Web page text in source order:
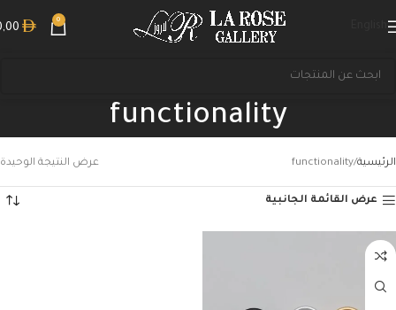
0
functionality
الرئيسية functionality عرض النتيجة الوحيدة
عرض القائمة الجانبية